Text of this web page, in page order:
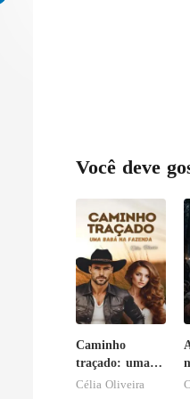
Você deve
Caminho
traçado: uma
babá na
Célia Oliveira